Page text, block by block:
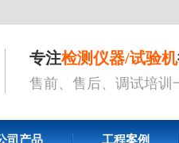
专注检测仪器/试验机
售前、售后、调试培训
司产品 工程案例